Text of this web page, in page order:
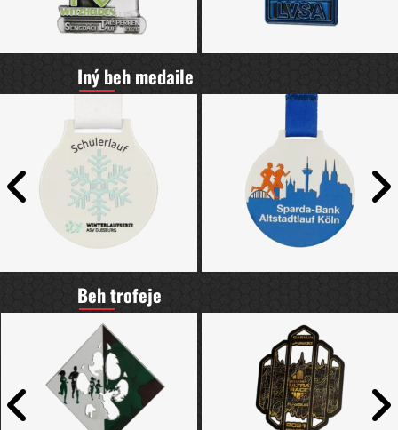
Iný beh medaile
Beh trofeje